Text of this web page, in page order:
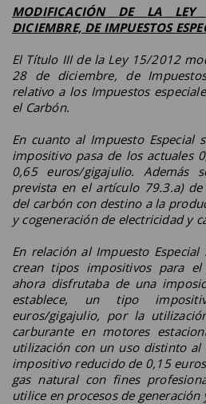
MODIFICACIÓN DE LA
DICIEMBRE, DE IMPUESTOS
El Título III de la Ley 15/2012
28 de diciembre, de
relativo a los Impuestos
el Carbón.
En cuanto al Impuesto Especial
impositivo pasa de los actuales
0,65 euros/gigajulio. Además
prevista en el artículo 79.3.a)
del carbón con destino a la
y cogeneración de electricidad y
En relación al Impuesto Especial
crean tipos impositivos para
ahora disfrutaba de una
establece, un tipo
euros/gigajulio, por la
carburante en motores
utilización con un uso distinto
impositivo reducido de 0,15
gas natural con fines
utilice en procesos de generación